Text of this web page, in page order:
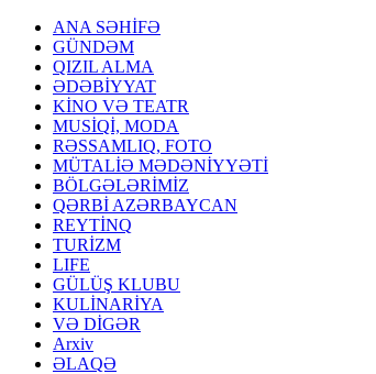
ANA SƏHİFƏ
GÜNDƏM
QIZIL ALMA
ƏDƏBİYYAT
KİNO VƏ TEATR
MUSİQİ, MODA
RƏSSAMLIQ, FOTO
MÜTALİƏ MƏDƏNİYYƏTİ
BÖLGƏLƏRİMİZ
QƏRBİ AZƏRBAYCAN
REYTİNQ
TURİZM
LIFE
GÜLÜŞ KLUBU
KULİNARİYA
VƏ DİGƏR
Arxiv
ƏLAQƏ